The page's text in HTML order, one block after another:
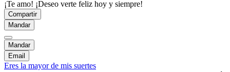
¡Te amo! ¡Deseo verte feliz hoy y siempre!
Compartir
Mandar
Mandar
Email
Eres la mayor de mis suertes